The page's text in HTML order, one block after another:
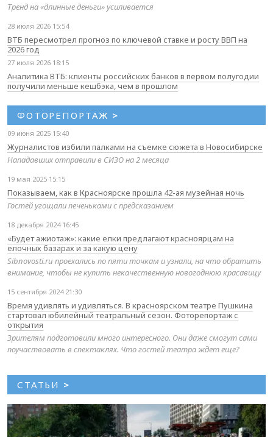
Тренд на «длинные деньги» усиливается
28 июля 2026 15:54
ВТБ пересмотрел прогноз по ключевой ставке и росту ВВП на
2026 год
27 июля 2026 18:15
Аналитика ВТБ: клиенты российских банков в первом полугодии
получили меньше кешбэка, чем в прошлом
ФОТОРЕПОРТАЖ >
09 июня 2025 15:40
Журналистов избили палками на съемке сюжета в Новосибирске
Нападавших отправили в СИЗО на 2 месяца
19 мая 2025 15:15
Показываем, как в Красноярске прошла 42-ая музейная ночь
Гостей угощали печеньками с предсказанием
18 декабря 2024 16:45
«Будет ажиотаж»: какие елки предлагают красноярцам на
елочных базарах и за какую цену
Sibnovosti.ru проехались по пяти точкам и узнали, на что обратить
внимание, чтобы не купить некачественную новогоднюю красавицу
15 сентября 2024 21:30
Время удивлять и удивляться. В красноярском театре Пушкина
стартовал юбилейный театральный сезон. Фоторепортаж с
открытия
Зрителям подготовили много интересного. Они даже смогут сами
поучаствовать в спектаклях. Что гостей театра ждет еще?
СТАТЬИ >